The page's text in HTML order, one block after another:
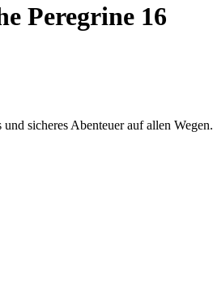
Peregrine 16
sicheres Abenteuer auf allen Wegen.